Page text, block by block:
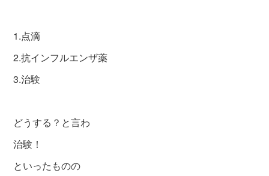
1.点滴
2.抗インフルエンザ薬
3.治験
どうする？と言わ
治験！
といったものの